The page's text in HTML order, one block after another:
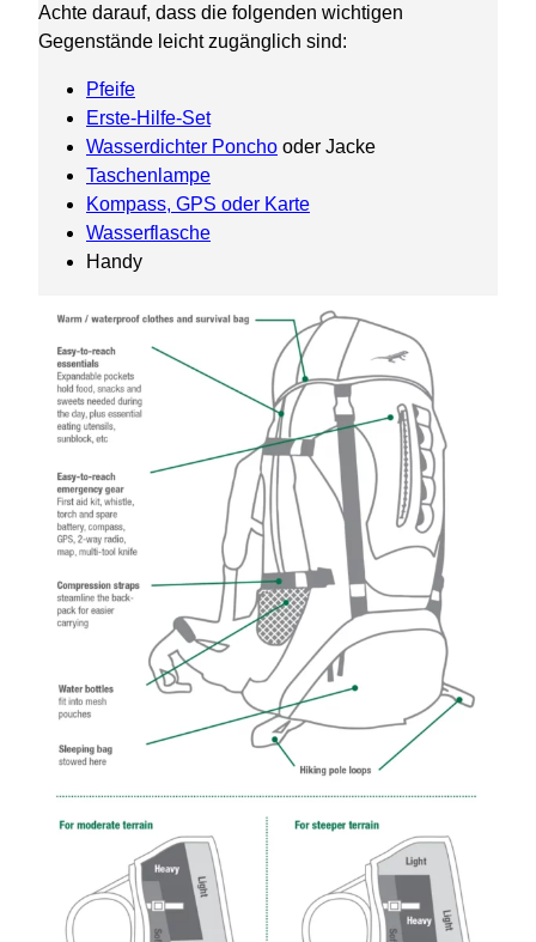
Achte darauf, dass die folgenden wichtigen
Gegenstände leicht zugänglich sind:
Pfeife
Erste-Hilfe-Set
Wasserdichter Poncho oder Jacke
Taschenlampe
Kompass, GPS oder Karte
Wasserflasche
Handy